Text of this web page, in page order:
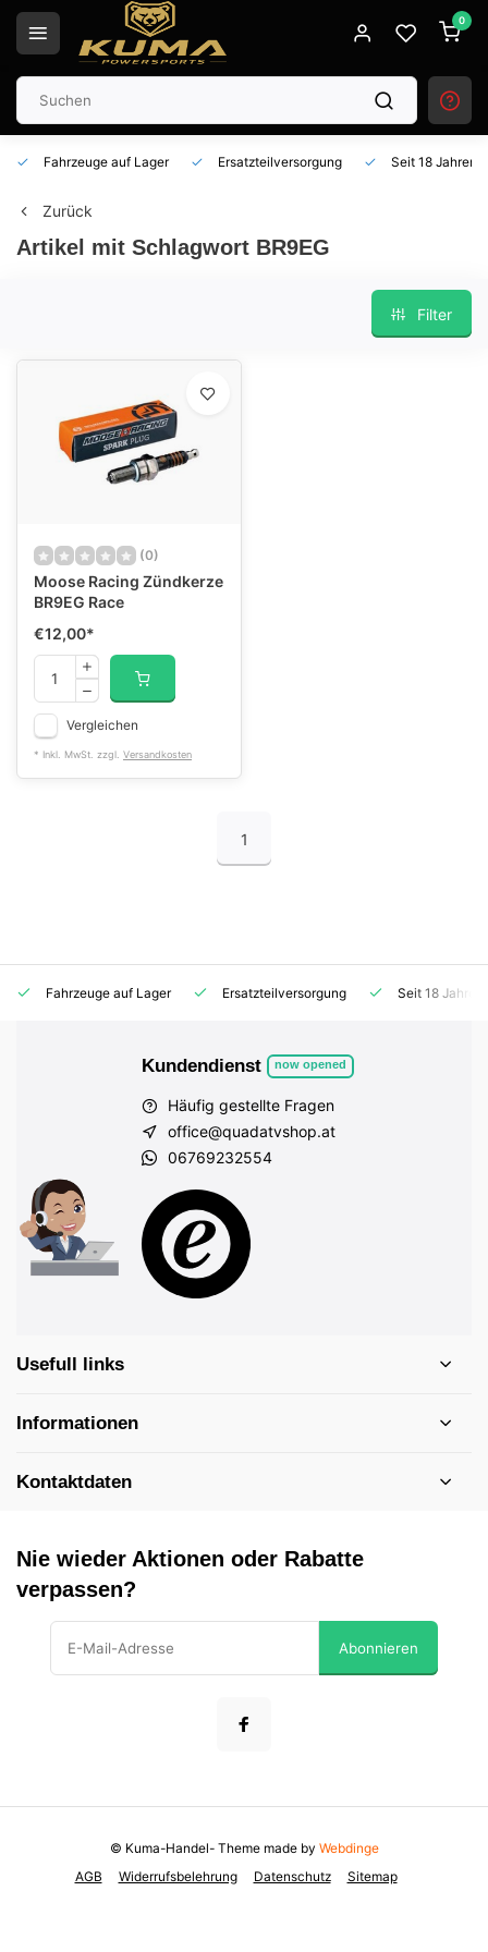
0
Fahrzeuge auf Lager Ersatzteilversorgung Seit 18 Jahren
Zurück
Artikel mit Schlagwort BR9EG
Filter
(0)
Moose Racing Zündkerze
BR9EG Race
€12,00*
Vergleichen
* Inkl. MwSt. zzgl. Versandkosten
1
Fahrzeuge auf Lager Ersatzteilversorgung Seit 18
Kundendienst now opened
Häufig gestellte Fragen
office@quadatvshop.at
06769232554
Usefull links
Informationen
Kontaktdaten
Nie wieder Aktionen oder Rabatte
verpassen?
Abonnieren
AGB Widerrufsbelehrung Datenschutz Sitemap
© Kuma-Handel- Theme made by Webdinge